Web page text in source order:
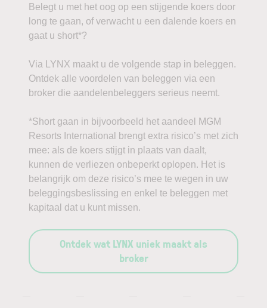
Belegt u met het oog op een stijgende koers door
long te gaan, of verwacht u een dalende koers en
gaat u short*?
Via LYNX maakt u de volgende stap in beleggen.
Ontdek alle voordelen van beleggen via een
broker die aandelenbeleggers serieus neemt.
*Short gaan in bijvoorbeeld het aandeel MGM
Resorts International brengt extra risico’s met zich
mee: als de koers stijgt in plaats van daalt,
kunnen de verliezen onbeperkt oplopen. Het is
belangrijk om deze risico’s mee te wegen in uw
beleggingsbeslissing en enkel te beleggen met
kapitaal dat u kunt missen.
Ontdek wat LYNX uniek maakt als
broker